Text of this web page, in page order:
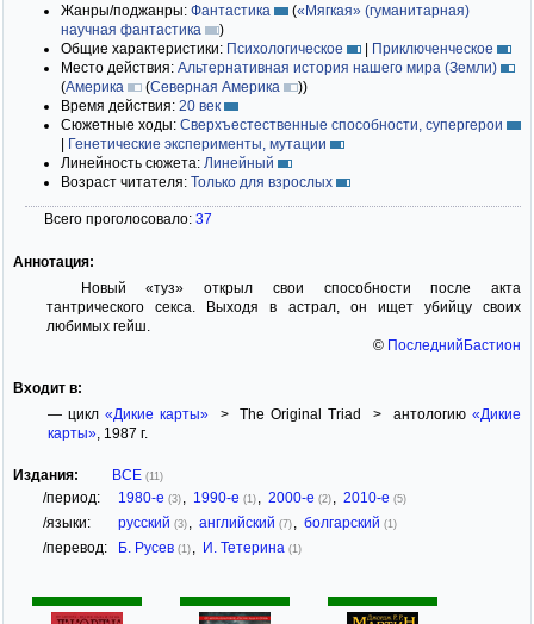
Жанры/поджанры: Фантастика («Мягкая» (гуманитарная)
научная фантастика
)
Общие характеристики: Психологическое | Приключенческое
Место действия: Альтернативная история нашего мира (Земли)
(Америка (Северная Америка ))
Время действия: 20 век
Сюжетные ходы: Сверхъестественные способности, супергерои
| Генетические эксперименты, мутации
Линейность сюжета: Линейный
Возраст читателя: Только для взрослых
Всего проголосовало: 37
Аннотация:
Новый «туз» открыл свои способности после акта
тантрического секса. Выходя в астрал, он ищет убийцу своих
любимых гейш.
© ПоследнийБастион
Входит в:
— цикл «Дикие карты»> The Original Triad > антологию«Дикие
карты», 1987 г.
Издания: ВСЕ (11)
/период: 1980-е (3) 1990-е (1) 2000-е (2) 2010-е (5)
/языки: русский (3) английский (7) болгарский (1)
/перевод: Б. Русев (1) И. Тетерина (1)